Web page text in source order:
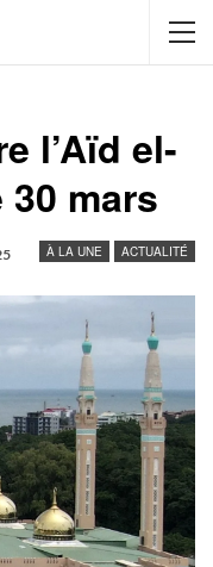
l’Aïd el-
mars
À LA UNE ACTUALITÉ